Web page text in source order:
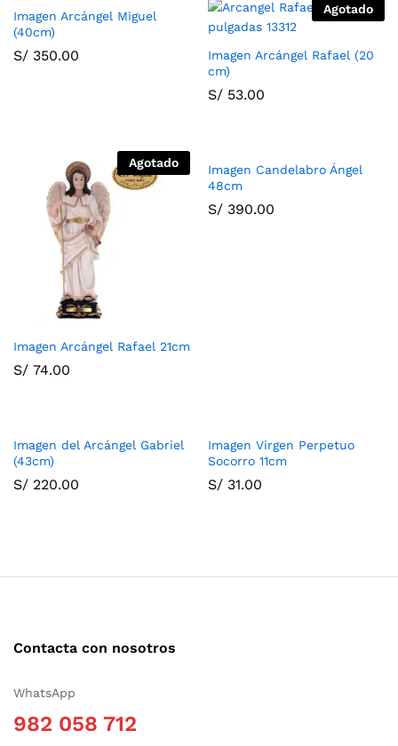
Imagen Arcángel Miguel
(40cm)
S/ 350.00
Agotado
Imagen Arcángel Rafael (20
cm)
S/ 53.00
Agotado
Imagen Arcángel Rafael 21cm
S/ 74.00
Imagen Candelabro Ángel
48cm
S/ 390.00
Imagen del Arcángel Gabriel
(43cm)
S/ 220.00
Imagen Virgen Perpetuo
Socorro 11cm
S/ 31.00
Contacta con nosotros
WhatsApp
982 058 712